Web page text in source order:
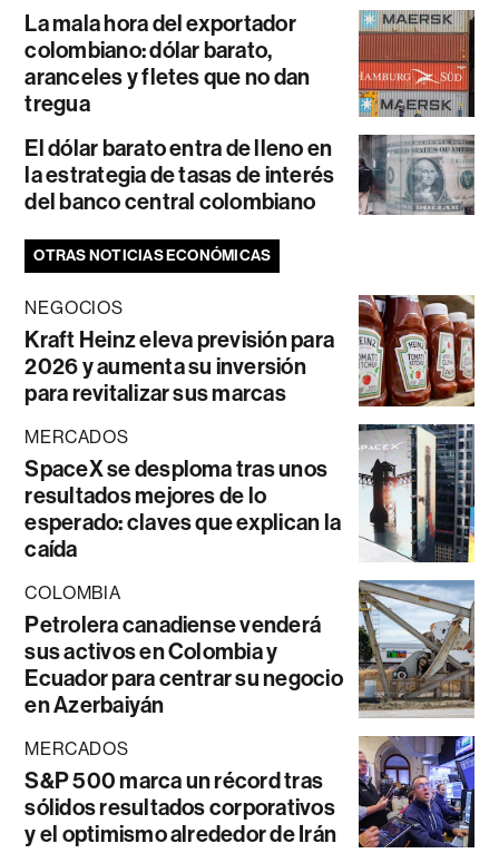
La mala hora del exportador
colombiano: dólar barato,
aranceles y fletes que no dan
tregua
El dólar barato entra de lleno en
la estrategia de tasas de interés
del banco central colombiano
OTRAS NOTICIAS ECONÓMICAS
NEGOCIOS
Kraft Heinz eleva previsión para
2026 y aumenta su inversión
para revitalizar sus marcas
MERCADOS
SpaceX se desploma tras unos
resultados mejores de lo
esperado: claves que explican la
caída
COLOMBIA
Petrolera canadiense venderá
sus activos en Colombia y
Ecuador para centrar su negocio
en Azerbaiyán
MERCADOS
S&P 500 marca un récord tras
sólidos resultados corporativos
y el optimismo alrededor de Irán